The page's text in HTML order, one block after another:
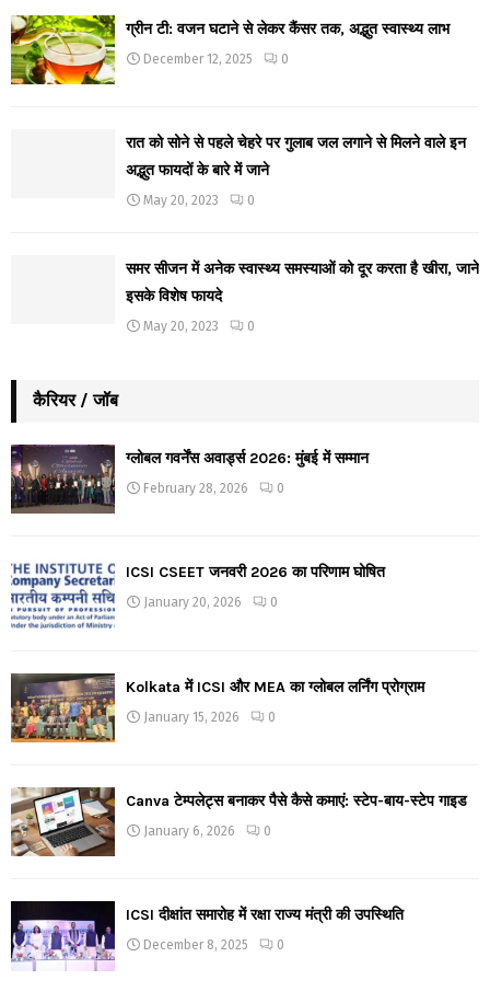
ग्रीन टी: वजन घटाने से लेकर कैंसर तक, अद्भुत स्वास्थ्य लाभ
December 12, 2025 0
रात को सोने से पहले चेहरे पर गुलाब जल लगाने से मिलने वाले इन
अद्भुत फायदों के बारे में जाने
May 20, 2023 0
समर सीजन में अनेक स्वास्थ्य समस्याओं को दूर करता है खीरा, जाने
इसके विशेष फायदे
May 20, 2023 0
कैरियर / जॉब
ग्लोबल गवर्नेंस अवार्ड्स 2026: मुंबई में सम्मान
February 28, 2026 0
ICSI CSEET जनवरी 2026 का परिणाम घोषित
January 20, 2026 0
Kolkata में ICSI और MEA का ग्लोबल लर्निंग प्रोग्राम
January 15, 2026 0
Canva टेम्पलेट्स बनाकर पैसे कैसे कमाएं: स्टेप-बाय-स्टेप गाइड
January 6, 2026 0
ICSI दीक्षांत समारोह में रक्षा राज्य मंत्री की उपस्थिति
December 8, 2025 0